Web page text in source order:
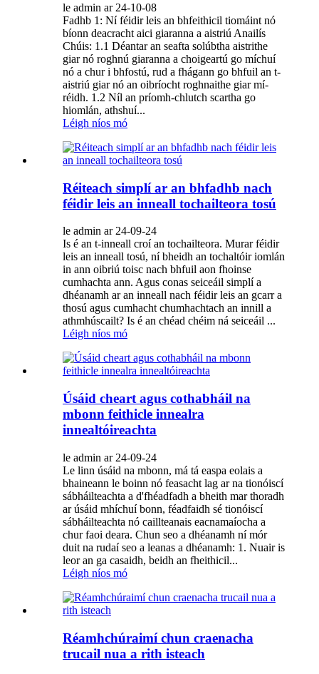
le admin ar 24-10-08
Fadhb 1: Ní féidir leis an bhfeithicil tiomáint nó
bíonn deacracht aici giaranna a aistriú Anailís
Chúis: 1.1 Déantar an seafta solúbtha aistrithe
giar nó roghnú giaranna a choigeartú go míchuí
nó a chur i bhfostú, rud a fhágann go bhfuil an t-
aistriú giar nó an oibríocht roghnaithe giar mí-
réidh. 1.2 Níl an príomh-chlutch scartha go
hiomlán, athshuí...
Léigh níos mó
Réiteach simplí ar an bhfadhb nach
féidir leis an inneall tochailteora tosú
le admin ar 24-09-24
Is é an t-inneall croí an tochailteora. Murar féidir
leis an inneall tosú, ní bheidh an tochaltóir iomlán
in ann oibriú toisc nach bhfuil aon fhoinse
cumhachta ann. Agus conas seiceáil simplí a
dhéanamh ar an inneall nach féidir leis an gcarr a
thosú agus cumhacht chumhachtach an innill a
athmhúscailt? Is é an chéad chéim ná seiceáil ...
Léigh níos mó
Úsáid cheart agus cothabháil na
mbonn feithicle innealra
innealtóireachta
le admin ar 24-09-24
Le linn úsáid na mbonn, má tá easpa eolais a
bhaineann le boinn nó feasacht lag ar na tionóiscí
sábháilteachta a d'fhéadfadh a bheith mar thoradh
ar úsáid mhíchuí bonn, féadfaidh sé tionóiscí
sábháilteachta nó caillteanais eacnamaíocha a
chur faoi deara. Chun seo a dhéanamh ní mór
duit na rudaí seo a leanas a dhéanamh: 1. Nuair is
leor an ga casaidh, beidh an fheithicil...
Léigh níos mó
Réamhchúraimí chun craenacha
trucail nua a rith isteach